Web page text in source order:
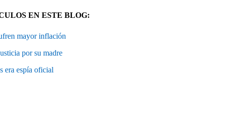
EN ESTE BLOG:
mayor inflación
por su madre
era espía oficial